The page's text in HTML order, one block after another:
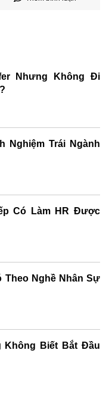
Nhưng Không Đi
Nghiệm Trái Ngành
Có Làm HR Được
Theo Nghề Nhân Sự
Không Biết Bắt Đầu